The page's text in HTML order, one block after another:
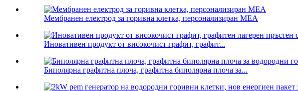
Мембранен електрод за горивна клетка, персонализиран MEA
Иновативен продукт от високочист графит, графит...
Биполярна графитна плоча, графитна биполярна плоча за...